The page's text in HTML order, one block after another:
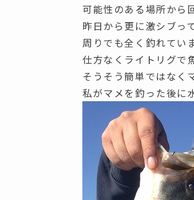
可能性のある場所から
昨日から更に激シブっ
周りでも全く釣れて
仕方なくライトリグで
そうそう簡単ではなく
私がマメを釣った後に